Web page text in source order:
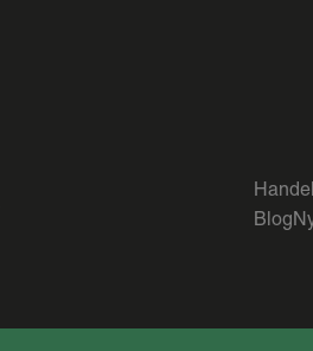
Blog